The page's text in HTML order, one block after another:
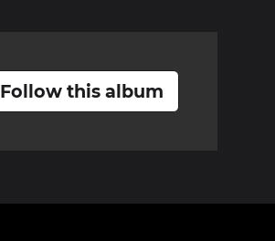
Follow this album